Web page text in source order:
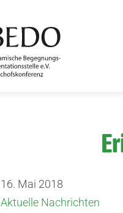
16. Mai 2018
Aktuelle Nachrichten